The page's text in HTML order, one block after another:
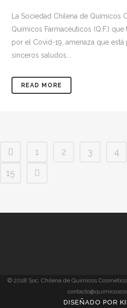
La Sociedad Chilena de Químicos
Químicos Farmacéuticos (Q.F.)
por el Covid-19, amenaza que
sinceros saludos...
READ MORE
1 2 3 4
15
© 2018 Soc. Chilena de Químicos
DISEÑADO POR